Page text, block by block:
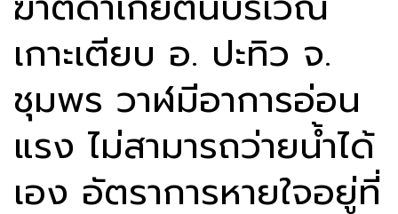
เกาะเตียบ อ. ปะทิว จ.
ชุมพร วาฬมีอาการอ่อน
แรง ไม่สามารถว่ายน้ำได้
เอง อัตราการหายใจอยู่ที่